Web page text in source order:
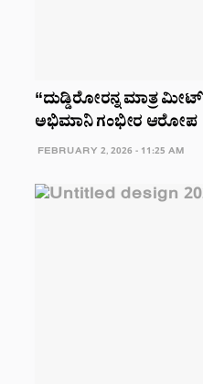
“ದುಡ್ಡಿರೋರನ್ನ ಮಾತ್ರ ಮೀಟ್
ಅಭಿಮಾನಿ ಗಂಭೀರ ಆರೋಪ
FEBRUARY 2, 2026 - 11:25 AM